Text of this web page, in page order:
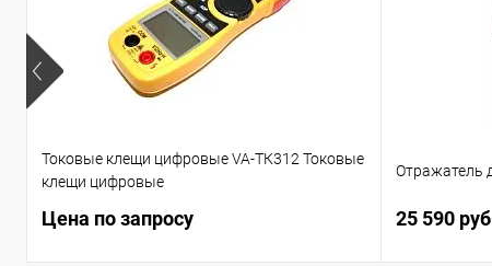
Токовые клещи цифровые VA-ТК312 Токовые
клещи цифровые
Цена по запросу
Отражатель
25 590